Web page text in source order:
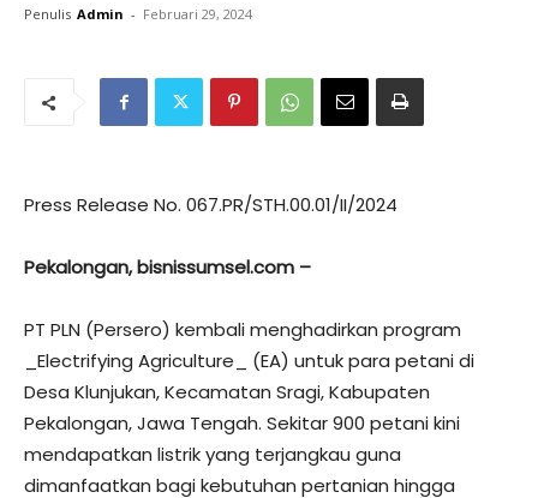
Penulis Admin - Februari 29, 2024
Press Release No. 067.PR/STH.00.01/II/2024
Pekalongan, bisnissumsel.com –
PT PLN (Persero) kembali menghadirkan program
_Electrifying Agriculture_ (EA) untuk para petani di
Desa Klunjukan, Kecamatan Sragi, Kabupaten
Pekalongan, Jawa Tengah. Sekitar 900 petani kini
mendapatkan listrik yang terjangkau guna
dimanfaatkan bagi kebutuhan pertanian hingga